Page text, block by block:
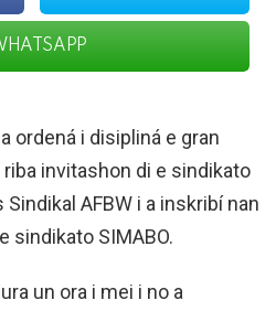
ordená i disipliná e gran
invitashon di e sindikato
AFBW i a inskribí nan
sindikato SIMABO.
un ora i mei i no a